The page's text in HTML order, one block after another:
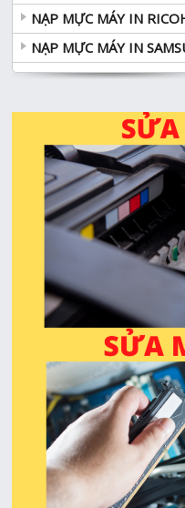
NẠP MỰC MÁY IN
NẠP MỰC MÁY IN